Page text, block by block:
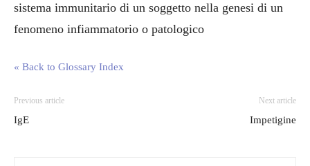
sistema immunitario di un soggetto nella genesi di un
fenomeno infiammatorio o patologico
« Back to Glossary Index
Previous article
IgE
Next article
Impetigine